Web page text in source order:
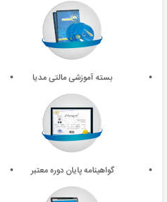
بسته آموزشی مالتی مدیا
گواهینامه پایان دوره معتبر